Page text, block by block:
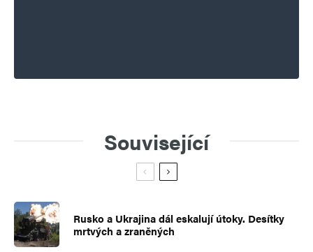
Související
Rusko a Ukrajina dál eskalují útoky. Desítky
mrtvých a zraněných